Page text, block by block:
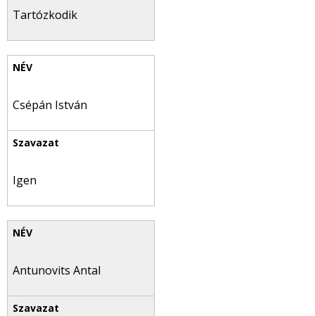
Tartózkodik
Csépán István
Igen
Antunovits Antal